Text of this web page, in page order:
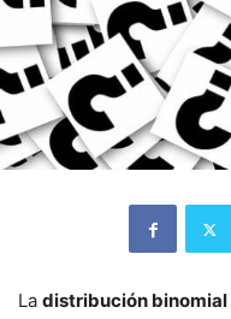
La distribución binomial